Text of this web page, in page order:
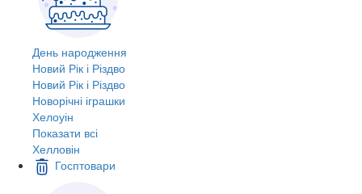
День народження
Новий Рік і Різдво
Новий Рік і Різдво
Новорічні іграшки
Хелоуін
Показати всі
Хелловін
Госптовари